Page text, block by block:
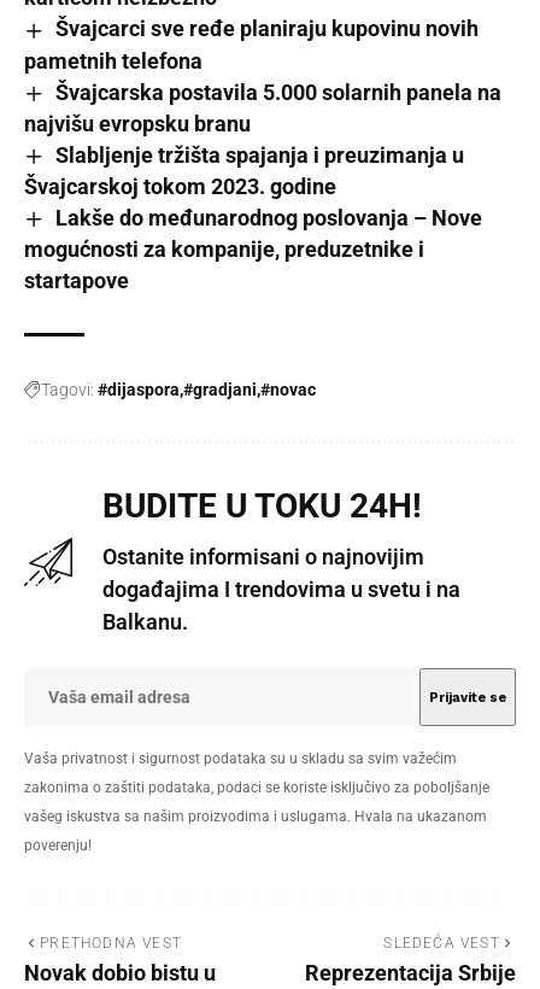
Švajcarci sve ređe planiraju kupovinu novih
pametnih telefona
Švajcarska postavila 5.000 solarnih panela na
najvišu evropsku branu
Slabljenje tržišta spajanja i preuzimanja u
Švajcarskoj tokom 2023. godine
Lakše do međunarodnog poslovanja – Nove
mogućnosti za kompanije, preduzetnike i
startapove
Tagovi: #dijaspora #gradjani #novac
BUDITE U TOKU 24H!
Ostanite informisani o najnovijim
događajima I trendovima u svetu i na
Balkanu.
Vaša privatnost i sigurnost podataka su u skladu sa svim važećim
zakonima o zaštiti podataka, podaci se koriste isključivo za poboljšanje
vašeg iskustva sa našim proizvodima i uslugama. Hvala na ukazanom
poverenju!
PRETHODNA VEST
Novak dobio bistu u
SLEDEĆA VEST
Reprezentacija Srbije